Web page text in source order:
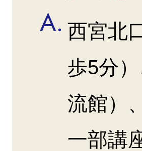
西宮北
歩5分
流館）
一部講